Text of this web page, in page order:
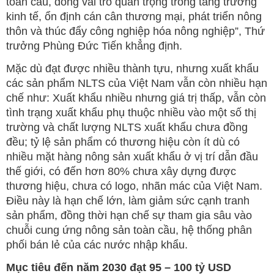
kinh tế, ổn định cán cân thương mại, phát triển nông
thôn và thúc đẩy công nghiệp hóa nông nghiệp”, Thứ
trưởng Phùng Đức Tiến khẳng định.
Mặc dù đạt được nhiều thành tựu, nhưng xuất khẩu
các sản phẩm NLTS của Việt Nam vẫn còn nhiều hạn
chế như: Xuất khẩu nhiều nhưng giá trị thấp, vẫn còn
tình trạng xuất khẩu phụ thuộc nhiều vào một số thị
trường và chất lượng NLTS xuất khẩu chưa đồng
đều; tỷ lệ sản phẩm có thương hiệu còn ít dù có
nhiều mặt hàng nông sản xuất khẩu ở vị trí dẫn đầu
thế giới, có đến hơn 80% chưa xây dựng được
thương hiệu, chưa có logo, nhãn mác của Việt Nam.
Điều này là hạn chế lớn, làm giảm sức cạnh tranh
sản phẩm, đồng thời hạn chế sự tham gia sâu vào
chuỗi cung ứng nông sản toàn cầu, hệ thống phân
phối bán lẻ của các nước nhập khẩu.
Mục tiêu đến năm 2030 đạt 95 – 100 tỷ USD